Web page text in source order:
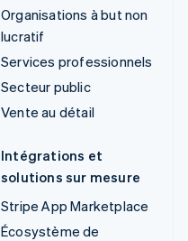
Organisations à but non
lucratif
Services professionnels
Secteur public
Vente au détail
Intégrations et
solutions sur mesure
Stripe App Marketplace
Écosystème de